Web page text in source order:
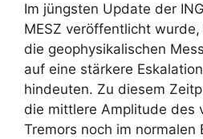
Im jüngsten Update der
MESZ veröffentlicht
die geophysikalischen
auf eine stärkere
hindeuten. Zu diesem
die mittlere Amplitude des
Tremors noch im normalen